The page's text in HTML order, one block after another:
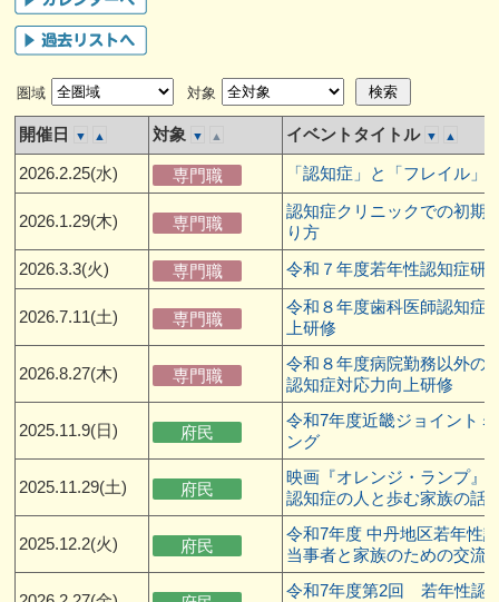
圏域 対象
開催日 ▼ ▲ 対象 ▼ ▲ イベントタイトル ▼ ▲
2026.2.25(水) 専門職 「認知症」と「フレイル」
2026.1.29(木) 専門職
認知症クリニックでの初期
り方
2026.3.3(火)
専門職 令和７年度若年性認知症研
2026.7.11(土) 専門職
令和８年度歯科医師認知症
上研修
2026.8.27(木) 専門職
令和８年度病院勤務以外の
認知症対応力向上研修
2025.11.9(日) 府民
令和7年度近畿ジョイント
ング
2025.11.29(土) 府民
映画『オレンジ・ランプ』
認知症の人と歩む家族の話
2025.12.2(火) 府民
令和7年度 中丹地区若年性
当事者と家族のための交流
令和7年度第2回 若年性認